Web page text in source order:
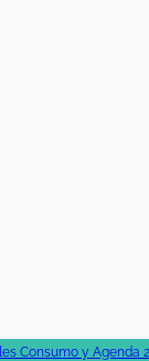
Consumo y Agenda